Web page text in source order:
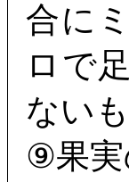
合に
ロで
ない
⑨果実